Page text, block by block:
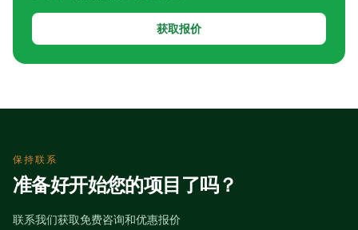
获取报价
保持联系
准备好开始您的项目了吗？
联系我们获取免费咨询和优惠报价